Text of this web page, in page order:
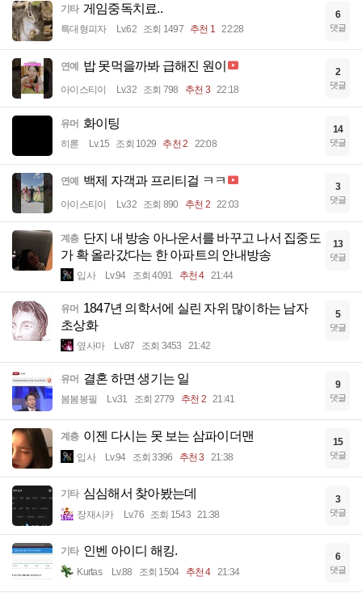
기타 게임중독치료..
특대형피자 Lv.62 조회 1497 추천 1 22:28
6
댓글
연예 밥 못먹을까봐 급해진 원이
아이스티이 Lv.32 조회 798 추천 3 22:18
2
댓글
유머 화이팅
히롣 Lv.15 조회 1029 추천 2 22:08
14
댓글
연예 백제 자객과 프리티걸 ㅋㅋ
아이스티이 Lv.32 조회 890 추천 2 22:03
3
댓글
계층 단지 내 방송 아나운서를 바꾸고 나서 집중도
가 확 올라갔다는 한 아파트의 안내방송
입사 Lv.94 조회 4091 추천 4 21:44
13
댓글
유머 1847년 의학서에 실린 자위 많이하는 남자
초상화
옆사마 Lv.87 조회 3453 21:42
5
댓글
유머 결혼 하면 생기는 일
봄봄봉필 Lv.31 조회 2779 추천 2 21:41
9
댓글
계층 이젠 다시는 못 보는 삼파이더맨
입사 Lv.94 조회 3396 추천 3 21:38
15
댓글
기타 심심해서 찾아봤는데
장재시카 Lv.76 조회 1543 21:38
3
댓글
기타 인벤 아이디 해킹.
Kurtas Lv.88 조회 1504 추천 4 21:34
6
댓글